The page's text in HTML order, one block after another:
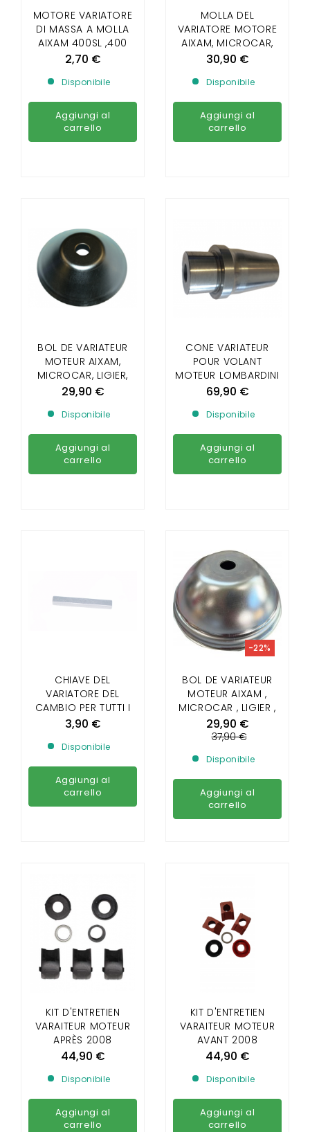
MOTORE VARIATORE
DI MASSA A MOLLA
AIXAM 400SL ,400
EVO,400.4,500.4
SL,A721,A741,A751,CRO
SSLINE,ROADLINE,CITY,
SCOUTY
2,70 €
Disponibile
Aggiungi al
carrello
MOLLA DEL
VARIATORE MOTORE
AIXAM, MICROCAR,
LIGIER, CHATENET,
2008
30,90 €
Disponibile
Aggiungi al
carrello
BOL DE VARIATEUR
MOTEUR AIXAM,
MICROCAR, LIGIER,
CHATENET, JDM,
29,90 €
Disponibile
Aggiungi al
carrello
CONE VARIATEUR
POUR VOLANT
MOTEUR LOMBARDINI
DCI 442/492
69,90 €
Disponibile
Aggiungi al
carrello
CHIAVE DEL
VARIATORE DEL
CAMBIO PER TUTTI I
MODELLI AIXAM
3,90 €
Disponibile
Aggiungi al
carrello
BOL DE VARIATEUR
MOTEUR AIXAM ,
MICROCAR , LIGIER ,
CHATENET , JDM ,
BELLIER ( APRES 2008
29,90 €
-22%
37,90 €
Disponibile
Aggiungi al
carrello
KIT D'ENTRETIEN
VARAITEUR MOTEUR
APRÈS 2008
44,90 €
Disponibile
Aggiungi al
carrello
KIT D'ENTRETIEN
VARAITEUR MOTEUR
AVANT 2008
44,90 €
Disponibile
Aggiungi al
carrello